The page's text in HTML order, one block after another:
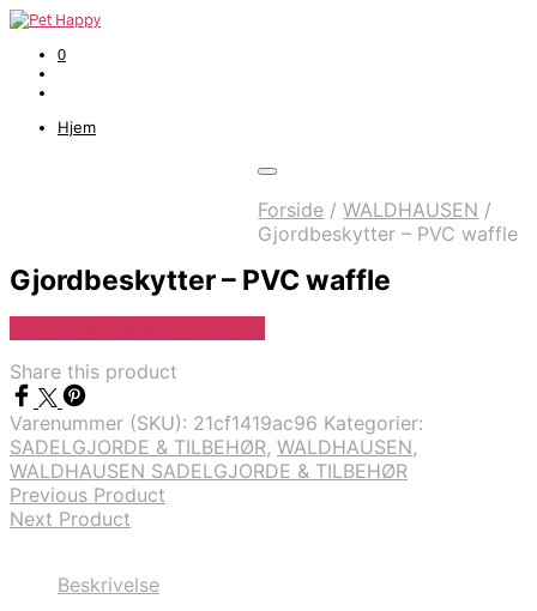
0
Hjem
Forside / WALDHAUSEN /
Gjordbeskytter – PVC waffle
Gjordbeskytter – PVC waffle
Share this product
Varenummer (SKU): 21cf1419ac96 Kategorier:
SADELGJORDE & TILBEHØR, WALDHAUSEN,
WALDHAUSEN SADELGJORDE & TILBEHØR
Previous Product
Next Product
Beskrivelse